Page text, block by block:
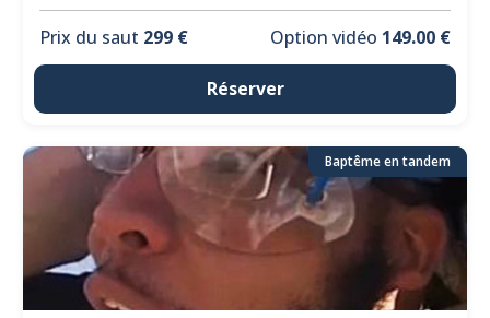
Prix du saut 299 € Option vidéo 149.00 €
Réserver
Baptême en tandem